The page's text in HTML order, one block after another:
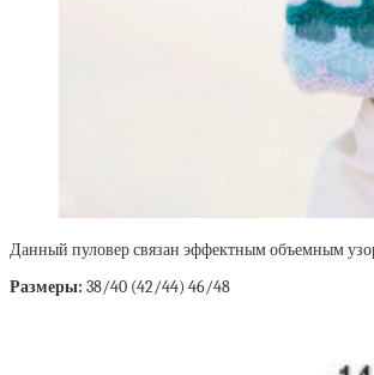
Данный пуловер связан эффектным объемным
Размеры: 38/40 (42/44) 46/48